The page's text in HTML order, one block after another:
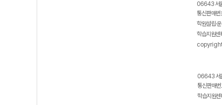
06643 서
통신판매
학원설립·
학습지원
06643 서
통신판매
학습지원